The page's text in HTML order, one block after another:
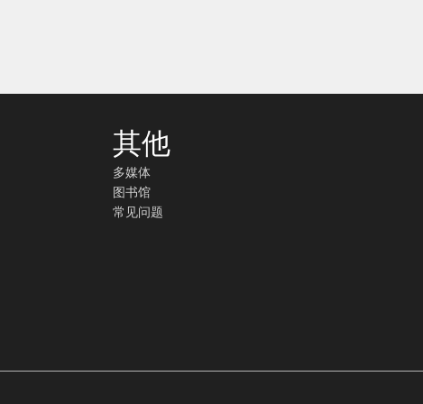
其他
多媒体
图书馆
常见问题